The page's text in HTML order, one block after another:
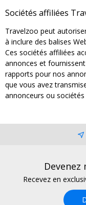
Sociétés affiliées
Travelzoo peut
à inclure des balises
Ces sociétés affiliées
annonces et
rapports pour nos
que vous avez
annonceurs ou
Recevez en